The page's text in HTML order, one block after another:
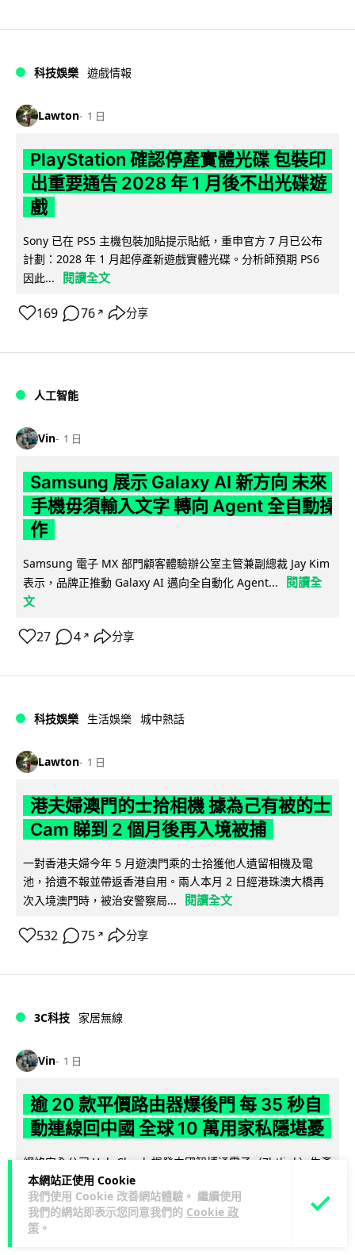
本網站正使用 Cookie
我們使用 Cookie 改善網站體驗。 繼續使用
我們的網站即表示您同意我們的 Cookie 政
策 。
科技娛樂 遊戲情報
Lawton 1 日
PlayStation 確認停產實體光碟 包裝印
出重要通告 2028 年 1 月後不出光碟遊
戲
Sony 已在 PS5 主機包裝加貼提示貼紙，重申官方 7 月已公布
計劃：2028 年 1 月起停產新遊戲實體光碟。分析師預期 PS6
因此...
閱讀全文
169 76 ↗ 分享
人工智能
Vin 1 日
Samsung 展示 Galaxy AI 新方向 未來
手機毋須輸入文字 轉向 Agent 全自動操
作
Samsung 電子 MX 部門顧客體驗辦公室主管兼副總裁 Jay Kim
表示，品牌正推動 Galaxy AI 邁向全自動化 Agent...
閱讀全
文
27 4 ↗ 分享
科技娛樂 生活娛樂 城中熱話
Lawton 1 日
港夫婦澳門的士拾相機 據為己有被的士
Cam 睇到 2 個月後再入境被捕
一對香港夫婦今年 5 月遊澳門乘的士拾獲他人遺留相機及電
池，拾遺不報並帶返香港自用。兩人本月 2 日經港珠澳大橋再
次入境澳門時，被治安警察局...
閱讀全文
532 75 ↗ 分享
3C科技 家居無線
Vin 1 日
逾 20 款平價路由器爆後門 每 35 秒自
動連線回中國 全球 10 萬用家私隱堪憂
網絡安全公司 VulnCheck 揭發中國智博通電子（Zbtlink）生產
的 20 多款路由器內置後門程式「Endlessdoors」（無盡...
讀全文
964